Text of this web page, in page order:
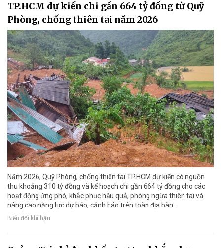
TP.HCM dự kiến chi gần 664 tỷ đồng từ Quỹ
Phòng, chống thiên tai năm 2026
Năm 2026, Quỹ Phòng, chống thiên tai TP.HCM dự kiến có nguồn
thu khoảng 310 tỷ đồng và kế hoạch chi gần 664 tỷ đồng cho các
hoạt động ứng phó, khắc phục hậu quả, phòng ngừa thiên tai và
nâng cao năng lực dự báo, cảnh báo trên toàn địa bàn.
Biến đổi khí hậu